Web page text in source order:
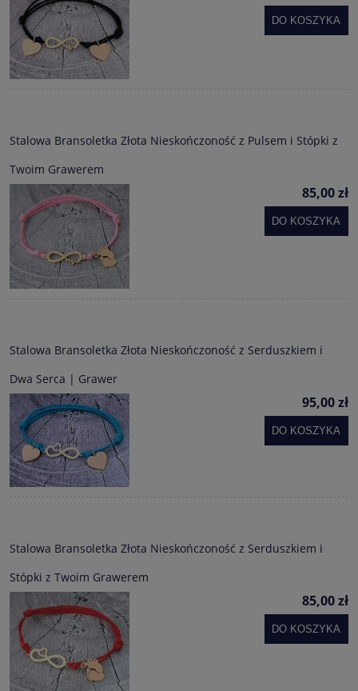
DO KOSZYKA
Stalowa Bransoletka Złota Nieskończoność z Pulsem i Stópki z
Twoim Grawerem
85,00 zł
DO KOSZYKA
Stalowa Bransoletka Złota Nieskończoność z Serduszkiem i
Dwa Serca | Grawer
95,00 zł
DO KOSZYKA
Stalowa Bransoletka Złota Nieskończoność z Serduszkiem i
Stópki z Twoim Grawerem
85,00 zł
DO KOSZYKA